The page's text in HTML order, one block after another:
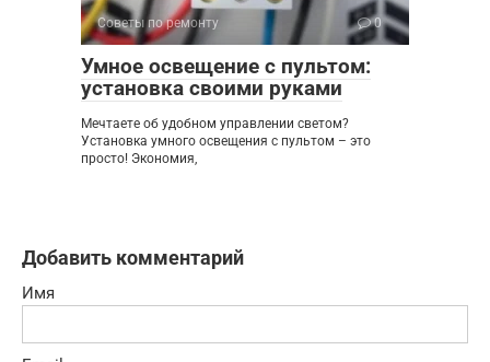
Советы по ремонту 0
Умное освещение с пультом:
установка своими руками
Мечтаете об удобном управлении светом?
Установка умного освещения с пультом – это
просто! Экономия,
Добавить комментарий
Имя